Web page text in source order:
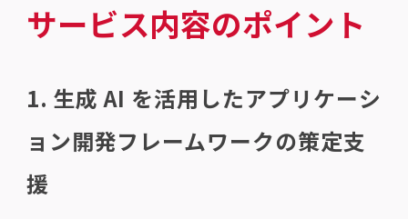
サービス内容のポイント
1. 生成 AI を活用したアプリケーシ
ョン開発フレームワークの策定支
援